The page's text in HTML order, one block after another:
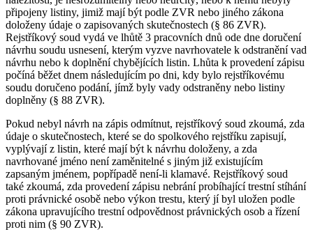
připojeny listiny, jimiž mají být podle ZVR nebo jiného zákona
doloženy údaje o zapisovaných skutečnostech (§ 86 ZVR).
Rejstříkový soud vydá ve lhůtě 3 pracovních dnů ode dne doručení
návrhu soudu usnesení, kterým vyzve navrhovatele k odstranění vad
návrhu nebo k doplnění chybějících listin. Lhůta k provedení zápisu
počíná běžet dnem následujícím po dni, kdy bylo rejstříkovému
soudu doručeno podání, jímž byly vady odstraněny nebo listiny
doplněny (§ 88 ZVR).
Pokud nebyl návrh na zápis odmítnut, rejstříkový soud zkoumá, zda
údaje o skutečnostech, které se do spolkového rejstříku zapisují,
vyplývají z listin, které mají být k návrhu doloženy, a zda
navrhované jméno není zaměnitelné s jiným již existujícím
zapsaným jménem, popřípadě není-li klamavé. Rejstříkový soud
také zkoumá, zda provedení zápisu nebrání probíhající trestní stíhání
proti právnické osobě nebo výkon trestu, který jí byl uložen podle
zákona upravujícího trestní odpovědnost právnických osob a řízení
proti nim (§ 90 ZVR).